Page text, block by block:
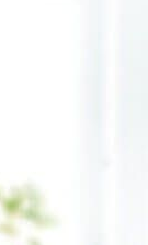
в команде,
из самых